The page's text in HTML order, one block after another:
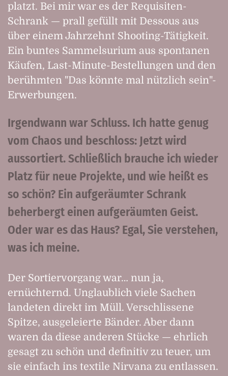
platzt. Bei mir war es der Requisiten-
Schrank — prall gefüllt mit Dessous aus
über einem Jahrzehnt Shooting-Tätigkeit.
Ein buntes Sammelsurium aus spontanen
Käufen, Last-Minute-Bestellungen und den
berühmten "Das könnte mal nützlich sein"-
Erwerbungen.
Irgendwann war Schluss. Ich hatte genug
vom Chaos und beschloss: Jetzt wird
aussortiert. Schließlich brauche ich wieder
Platz für neue Projekte, und wie heißt es
so schön? Ein aufgeräumter Schrank
beherbergt einen aufgeräumten Geist.
Oder war es das Haus? Egal, Sie verstehen,
was ich meine.
Der Sortiervorgang war… nun ja,
ernüchternd. Unglaublich viele Sachen
landeten direkt im Müll. Verschlissene
Spitze, ausgeleierte Bänder. Aber dann
waren da diese anderen Stücke — ehrlich
gesagt zu schön und definitiv zu teuer, um
sie einfach ins textile Nirvana zu entlassen.